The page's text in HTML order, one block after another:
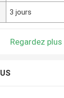
3 jours
Regardez plus